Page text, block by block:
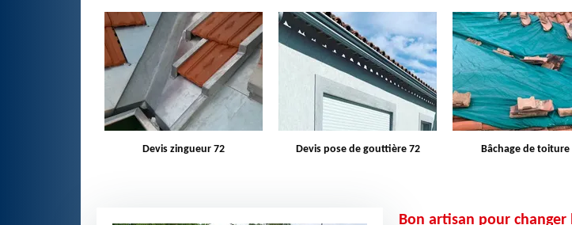
Devis pose de gouttière 72 Bâchage de toiture 72 Devis fuite de toiture
Bon artisan pour changer